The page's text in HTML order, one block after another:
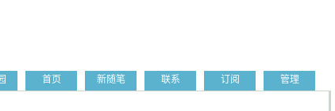
首页 新随笔 联系 订阅 管理